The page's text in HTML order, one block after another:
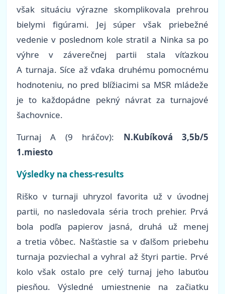
však situáciu výrazne skomplikovala prehrou
bielymi figúrami. Jej súper však priebežné
vedenie v poslednom kole stratil a Ninka sa po
výhre v záverečnej partii stala víťazkou
A turnaja. Síce až vďaka druhému pomocnému
hodnoteniu, no pred blížiacimi sa MSR mládeže
je to každopádne pekný návrat za turnajové
šachovnice.
Turnaj A (9 hráčov): N.Kubíková 3,5b/5
1.miesto
Výsledky na chess-results
Riško v turnaji uhryzol favorita už v úvodnej
partii, no nasledovala séria troch prehier. Prvá
bola podľa papierov jasná, druhá už menej
a tretia vôbec. Našťastie sa v ďalšom priebehu
turnaja pozviechal a vyhral až štyri partie. Prvé
kolo však ostalo pre celý turnaj jeho labuťou
piesňou. Výsledné umiestnenie na začiatku